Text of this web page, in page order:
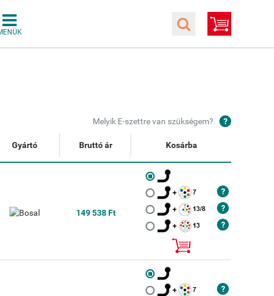
Melyik E-szettre van szükségem?
Gyártó Bruttó ár Kosárba
149 538 Ft